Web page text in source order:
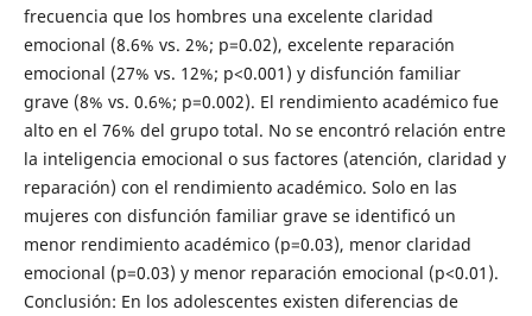
frecuencia que los hombres una excelente claridad
emocional (8.6% vs. 2%; p=0.02), excelente reparación
emocional (27% vs. 12%; p<0.001) y disfunción familiar
grave (8% vs. 0.6%; p=0.002). El rendimiento académico fue
alto en el 76% del grupo total. No se encontró relación entre
la inteligencia emocional o sus factores (atención, claridad y
reparación) con el rendimiento académico. Solo en las
mujeres con disfunción familiar grave se identificó un
menor rendimiento académico (p=0.03), menor claridad
emocional (p=0.03) y menor reparación emocional (p<0.01).
Conclusión: En los adolescentes existen diferencias de